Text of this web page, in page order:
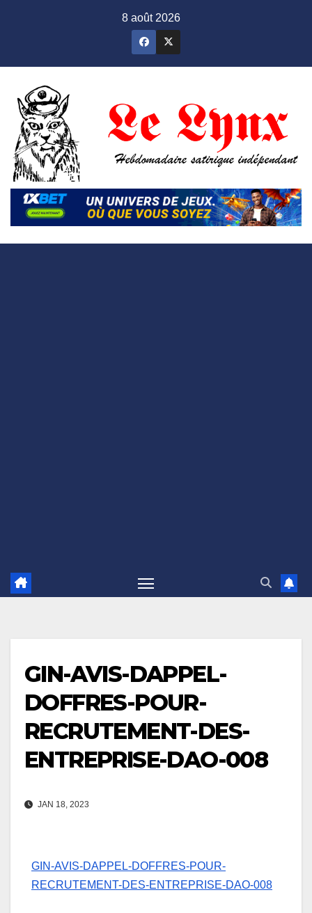
8 août 2026
GIN-AVIS-DAPPEL-
DOFFRES-POUR-
RECRUTEMENT-DES-
ENTREPRISE-DAO-008
JAN 18, 2023
GIN-AVIS-DAPPEL-DOFFRES-POUR-
RECRUTEMENT-DES-ENTREPRISE-DAO-008